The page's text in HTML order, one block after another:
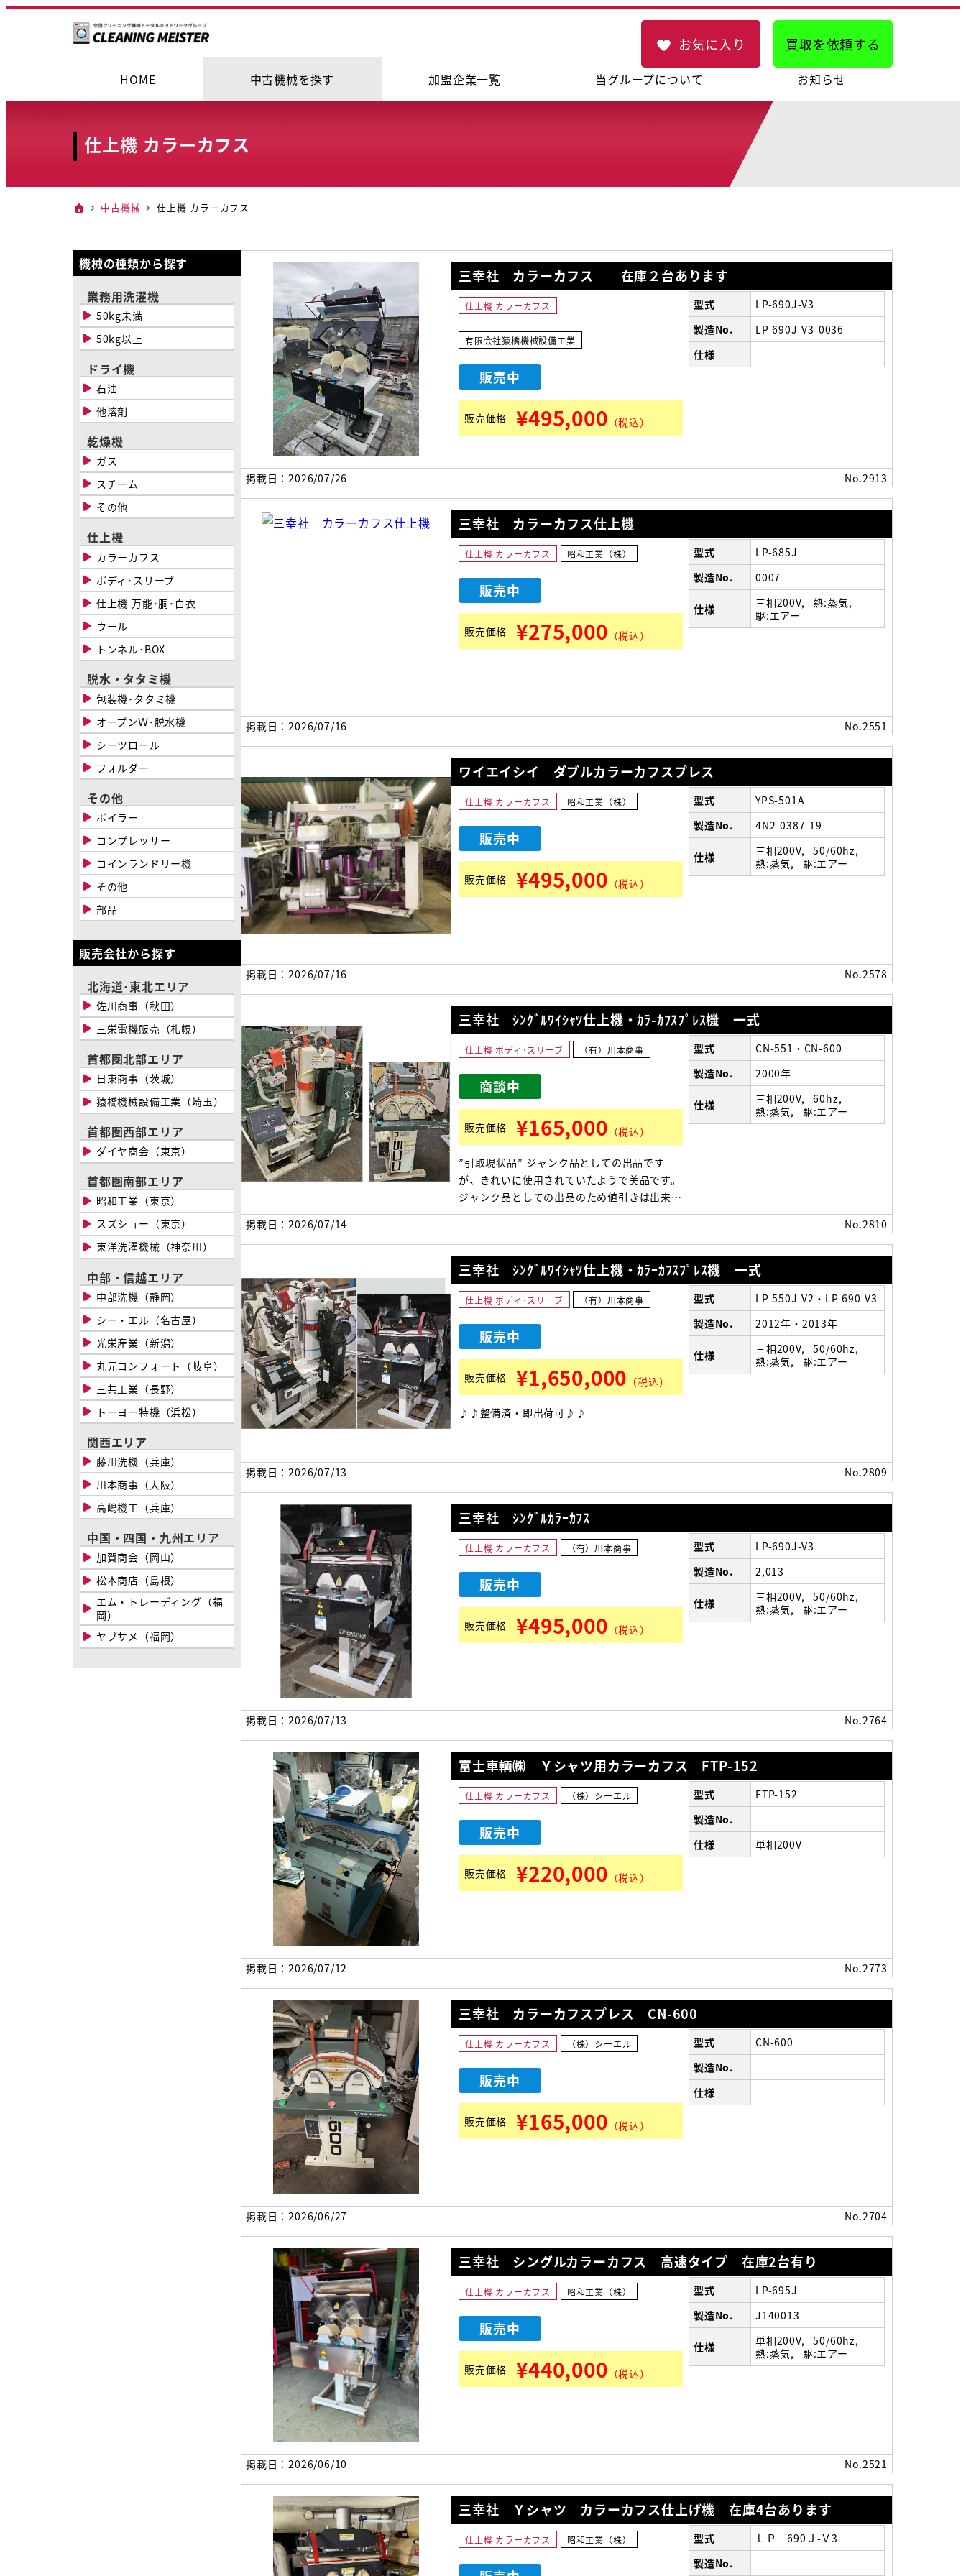
メ
ン
お気に入り 買取を依頼する
HOME 中古機械を探す 加盟企業一覧 当グループについて お知らせ
仕上機 カラーカフス
中古機械 仕上機 カラーカフス
三幸社 カラーカフス 在庫２台あります
仕上機 カラーカフス
有限会社猿橋機械設備工業
販売中
販売価格 ¥495,000 （税込）
型式
LP-690J-V3
製造No.
LP-690J-V3-0036
仕様
掲載日：2026/07/26 No.2913
三幸社 カラーカフス仕上機
仕上機 カラーカフス 昭和工業（株）
販売中
販売価格 ¥275,000 （税込）
型式
LP-685J
製造No.
0007
仕様 三相200V
熱:蒸気
駆:エアー
掲載日：2026/07/16 No.2551
ワイエイシイ ダブルカラーカフスプレス
仕上機 カラーカフス 昭和工業（株）
販売中
販売価格 ¥495,000 （税込）
型式
YPS-501A
製造No.
4N2-0387-19
仕様 三相200V
50/60hz
熱:蒸気
駆:エアー
掲載日：2026/07/16 No.2578
三幸社 ｼﾝｸﾞﾙﾜｲｼｬﾂ仕上機・ｶﾗ-ｶﾌｽﾌﾟﾚｽ機 一式
仕上機 ボディ･スリーブ （有）川本商事
商談中
販売価格 ¥165,000 （税込）
”引取現状品” ジャンク品としての出品です
が、きれいに使用されていたようで美品です。
ジャンク品としての出品のため値引きは出来ま
せん。
型式
CN-551・CN-600
製造No.
2000年
仕様 三相200V
60hz
熱:蒸気
駆:エアー
掲載日：2026/07/14 No.2810
三幸社 ｼﾝｸﾞﾙﾜｲｼｬﾂ仕上機・ｶﾗｰｶﾌｽﾌﾟﾚｽ機 一式
仕上機 ボディ･スリーブ （有）川本商事
販売中
販売価格 ¥1,650,000 （税込）
♪♪整備済・即出荷可♪♪
型式
LP-550J-V2・LP-690-V3
製造No.
2012年・2013年
仕様 三相200V
50/60hz
熱:蒸気
駆:エアー
掲載日：2026/07/13 No.2809
三幸社 ｼﾝｸﾞﾙｶﾗｰｶﾌｽ
仕上機 カラーカフス （有）川本商事
販売中
販売価格 ¥495,000 （税込）
型式
LP-690J-V3
製造No.
2,013
仕様 三相200V
50/60hz
熱:蒸気
駆:エアー
掲載日：2026/07/13 No.2764
富士車輌㈱ Ｙシャツ用カラーカフス FTP-152
仕上機 カラーカフス （株）シーエル
販売中
販売価格 ¥220,000 （税込）
型式
FTP-152
製造No.
仕様
単相200V
掲載日：2026/07/12 No.2773
三幸社 カラーカフスプレス CN-600
仕上機 カラーカフス （株）シーエル
販売中
販売価格 ¥165,000 （税込）
型式
CN-600
製造No.
仕様
掲載日：2026/06/27 No.2704
三幸社 シングルカラーカフス 高速タイプ 在庫2台有り
仕上機 カラーカフス 昭和工業（株）
販売中
販売価格 ¥440,000 （税込）
型式
LP-695J
製造No.
J140013
仕様 単相200V
50/60hz
熱:蒸気
駆:エアー
掲載日：2026/06/10 No.2521
三幸社 Ｙシャツ カラーカフス仕上げ機 在庫4台あります
仕上機 カラーカフス 昭和工業（株） 型式
ＬＰ－690Ｊ-Ｖ3
製造No.
機械の種類から探す
業務用洗濯機
50kg未満
50kg以上
ドライ機
石油
他溶剤
乾燥機
ガス
スチーム
その他
仕上機
カラーカフス
ボディ･スリーブ
仕上機 万能･胴･白衣
ウール
トンネル･BOX
脱水・タタミ機
包装機･タタミ機
オープンＷ･脱水機
シーツロール
フォルダー
その他
ボイラー
コンプレッサー
コインランドリー機
その他
部品
販売会社から探す
北海道･東北エリア
佐川商事（秋田）
三栄電機販売（札幌）
首都圏北部エリア
日東商事（茨城）
猿橋機械設備工業（埼玉）
首都圏西部エリア
ダイヤ商会（東京）
首都圏南部エリア
昭和工業（東京）
スズショー（東京）
東洋洗濯機械（神奈川）
中部・信越エリア
中部洗機（静岡）
シー・エル（名古屋）
光栄産業（新潟）
丸元コンフォート（岐阜）
三共工業（長野）
トーヨー特機（浜松）
関西エリア
藤川洗機（兵庫）
川本商事（大阪）
高嶋機工（兵庫）
中国・四国・九州エリア
加賀商会（岡山）
松本商店（島根）
エム・トレーディング（福
岡）
ヤブサメ（福岡）